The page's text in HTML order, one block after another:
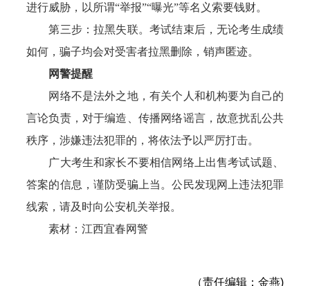
进行威胁，以所谓“举报”“曝光”等名义索要钱财。
第三步：拉黑失联。考试结束后，无论考生成绩
如何，骗子均会对受害者拉黑删除，销声匿迹。
网警提醒
网络不是法外之地，有关个人和机构要为自己的
言论负责，对于编造、传播网络谣言，故意扰乱公共
秩序，涉嫌违法犯罪的，将依法予以严厉打击。
广大考生和家长不要相信网络上出售考试试题、
答案的信息，谨防受骗上当。公民发现网上违法犯罪
线索，请及时向公安机关举报。
素材：江西宜春网警
（责任编辑：金燕)